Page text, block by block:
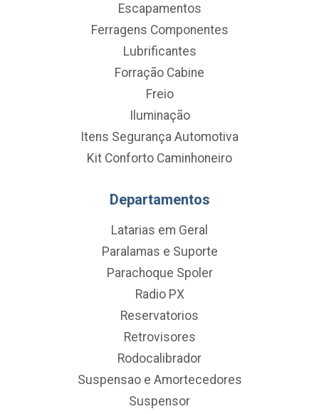
Escapamentos
Ferragens Componentes
Lubrificantes
Forração Cabine
Freio
Iluminação
Itens Segurança Automotiva
Kit Conforto Caminhoneiro
Departamentos
Latarias em Geral
Paralamas e Suporte
Parachoque Spoler
Radio PX
Reservatorios
Retrovisores
Rodocalibrador
Suspensao e Amortecedores
Suspensor